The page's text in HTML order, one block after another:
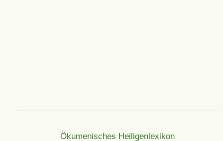
Ökumenisches Heiligenlexikon